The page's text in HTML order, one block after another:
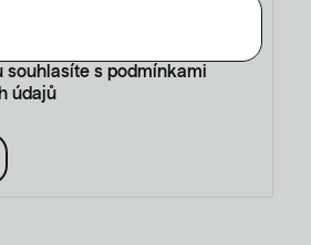
souhlasíte s podmínkami
údajů